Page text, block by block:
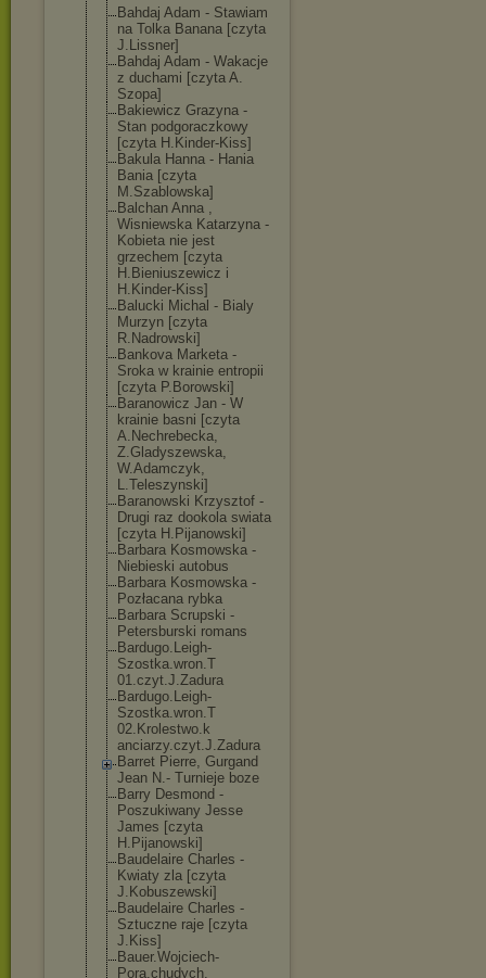
Bahdaj Adam - Stawiam
na Tolka Banana [czyta
J.Lissner]
Bahdaj Adam - Wakacje
z duchami [czyta A.
Szopa]
Bakiewicz Grazyna -
Stan podgoraczkowy
[czyta H.Kinder-Kiss]
Bakula Hanna - Hania
Bania [czyta
M.Szablowska]
Balchan Anna ,
Wisniewska Katarzyna -
Kobieta nie jest
grzechem [czyta
H.Bieniuszewicz i
H.Kinder-Kiss]
Balucki Michal - Bialy
Murzyn [czyta
R.Nadrowski]
Bankova Marketa -
Sroka w krainie entropii
[czyta P.Borowski]
Baranowicz Jan - W
krainie basni [czyta
A.Nechrebecka,
Z.Gladyszewska,
W.Adamczyk,
L.Teleszynski]
Baranowski Krzysztof -
Drugi raz dookola swiata
[czyta H.Pijanowski]
Barbara Kosmowska -
Niebieski autobus
Barbara Kosmowska -
Pozłacana rybka
Barbara Scrupski -
Petersburski romans
Bardugo.Leigh-
Szostka.wron.T
01.czyt.J.Zadura
Bardugo.Leigh-
Szostka.wron.T
02.Krolestwo.k
anciarzy.czyt.J.Zadura
Barret Pierre, Gurgand
Jean N.- Turnieje boze
Barry Desmond -
Poszukiwany Jesse
James [czyta
H.Pijanowski]
Baudelaire Charles -
Kwiaty zla [czyta
J.Kobuszewski]
Baudelaire Charles -
Sztuczne raje [czyta
J.Kiss]
Bauer.Wojciech-
Pora.chudych.